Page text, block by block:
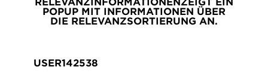
POPUP MIT INFORMATIONEN ÜBER
DIE RELEVANZSORTIERUNG AN.
USER142538